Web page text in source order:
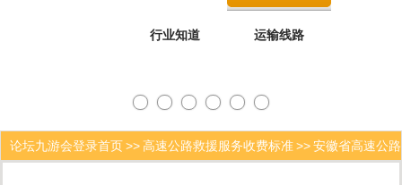
行业知道 运输线路
论坛九游会登录首页>>高速公路救援服务收费标准>>安徽省高速公路